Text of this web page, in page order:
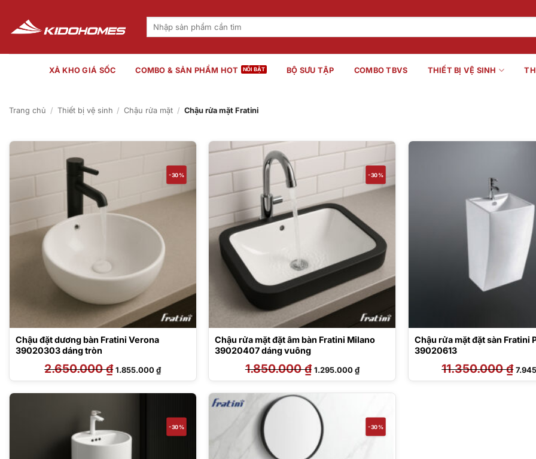
nội
dung
Tìm
XẢ KHO GIÁ SỐC COMBO & SẢN PHẨM HOT BỘ SƯU TẬP COMBO TBVS THIẾT BỊ VỆ SINH
Trang chủ / Thiết bị vệ sinh / Chậu rửa mặt / Chậu rửa mặt Fratini
-30%
Chậu đặt dương bàn Fratini Verona
39020303 dáng tròn
2.650.000₫ Giá
gốc
là:
1.855.000₫Giá
hiện
tại
1.855.000 ₫.
-30%
Chậu rửa mặt đặt âm bàn Fratini Milano
39020407 dáng vuông
1.850.000₫ Giá
gốc
là:
1.295.000₫Giá
hiện
tại
1.295.000 ₫.
Chậu rửa mặt đặt sàn Fratini
39020613
11.350.000₫ Giá
gốc
là:
-30% -30%